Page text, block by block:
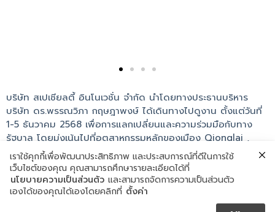
บริษัท สเปเชียลตี้ อินโนเวชั่น จำกัด นำโดยทางประธานบริหาร
บริษัท ดร.พรรณวิภา กฤษฎาพงษ์ ได้เดินทางไปดูงาน ตั้งแต่วันที่
1-5 ธันวาคม 2568 เพื่อการแลกเปลี่ยนและความร่วมมือกับทาง
รัฐบาล โดยมุ่งเน้นไปที่อุตสาหกรรมหลักของเมือง Qionglai ,
China ทางบริษัทขอขอบคุณทางหน่วยงานของรัฐเมือง Qionglai
มา ณ ที่นี้ ที่ให้การต้อนรับอย่างอบอุ่น ทางบริษัท สเปเชียลตี้ อิน
โนเวชั่น จำกัด หวังว่าในอนาคตอันใกล้จะได้มีโอกาสส่งเสริมการ
ลงทุน เพื่มการนำเข้าและส่งออกร่วมกันมากขึ้นด้วย
เราใช้คุกกี้เพื่อพัฒนาประสิทธิภาพ และประสบการณ์ที่ดีในการใช้
เว็บไซต์ของคุณ คุณสามารถศึกษารายละเอียดได้ที่
นโยบายความเป็นส่วนตัว และสามารถจัดการความเป็นส่วนตัว
เองได้ของคุณได้เองโดยคลิกที่ ตั้งค่า